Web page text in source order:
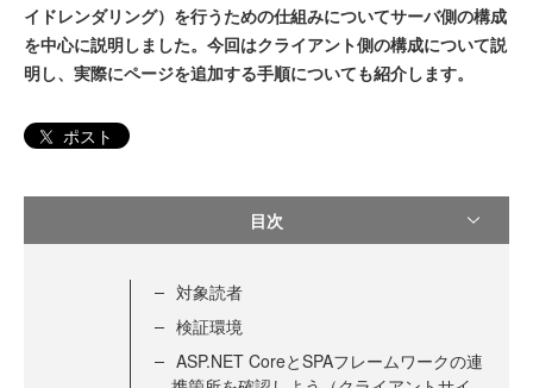
イドレンダリング）を行うための仕組みについてサーバ側の構成
を中心に説明しました。今回はクライアント側の構成について説
明し、実際にページを追加する手順についても紹介します。
ポスト
目次
対象読者
検証環境
ASP.NET CoreとSPAフレームワークの連